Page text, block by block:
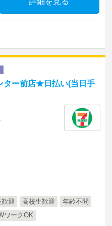
ター前店★日払い(当日手
歓迎 高校生歓迎
年齢不問
ワークOK